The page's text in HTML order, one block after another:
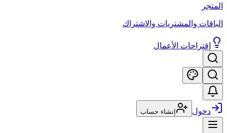
المتجر
الباقات والمشتريات والاشتراك
إقتراحات الأعمال
دخول إنشاء حساب